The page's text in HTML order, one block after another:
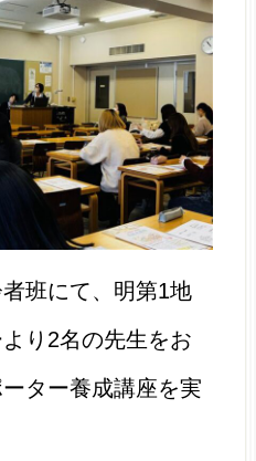
班にて、明第1地
り2名の先生をお
ター養成講座を実